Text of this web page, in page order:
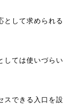
として求められる
しては使いづらい
スできる入口を設